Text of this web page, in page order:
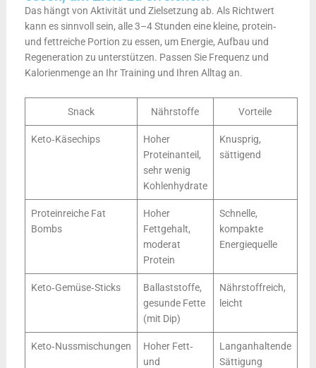
Das hängt von Aktivität und Zielsetzung ab. Als Richtwert
kann es sinnvoll sein, alle 3–4 Stunden eine kleine, protein‑
und fettreiche Portion zu essen, um Energie, Aufbau und
Regeneration zu unterstützen. Passen Sie Frequenz und
Kalorienmenge an Ihr Training und Ihren Alltag an.
Snack Nährstoffe Vorteile
Keto‑Käsechips
Hoher
Proteinanteil,
sehr wenig
Kohlenhydrate
Knusprig,
sättigend
Proteinreiche Fat
Bombs
Hoher
Fettgehalt,
moderat
Protein
Schnelle,
kompakte
Energiequelle
Keto‑Gemüse‑Sticks
Ballaststoffe,
gesunde Fette
(mit Dip)
Nährstoffreich,
leicht
Keto‑Nussmischungen
Hoher Fett‑
und
Langanhaltende
Sättigung